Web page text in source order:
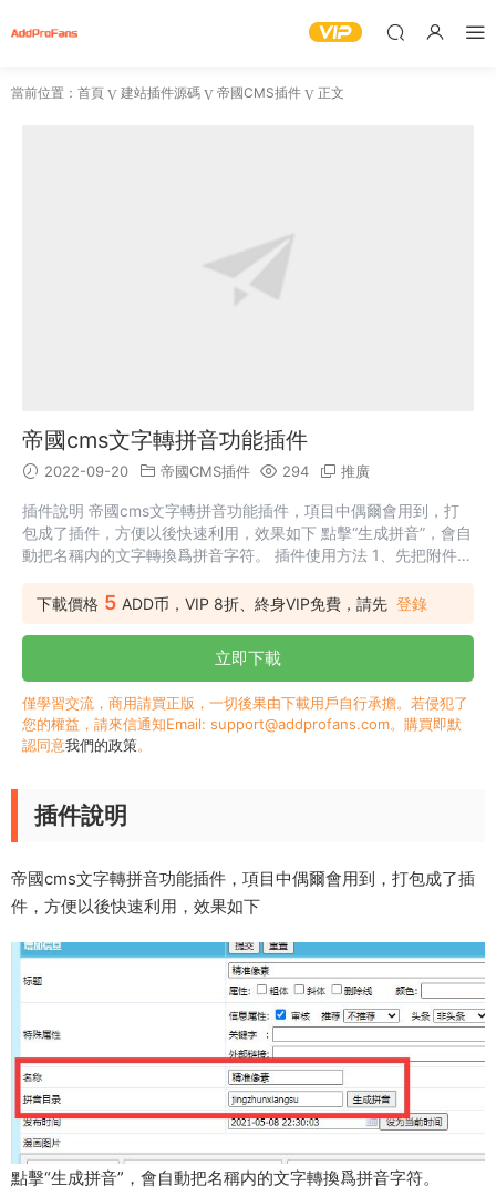
當前位置： 首頁 建站插件源碼 帝國CMS插件 正文
帝國cms文字轉拼音功能插件
2022-09-20 帝國CMS插件 294 推廣
插件說明 帝國cms文字轉拼音功能插件，項目中偶爾會用到，打
包成了插件，方便以後快速利用，效果如下 點擊“生成拼音”，會自
動把名稱内的文字轉換爲拼音字符。 插件使用方法 1、先把附件内
段名：tpinyin，輸入表單替換html代碼： <input name="tpinyin"
=$ecmsfirstpost==1?"":ehtmlspecia...
下載價格 5 ADD币，VIP 8折、終身VIP免費，請先 登錄
立即下載
僅學習交流，商用請買正版，一切後果由下載用戶自行承擔。若侵犯了
您的權益，請來信通知Email: support@addprofans.com。購買即默
認同意我們的政策。
插件說明
帝國cms文字轉拼音功能插件，項目中偶爾會用到，打包成了插
件，方便以後快速利用，效果如下
點擊“生成拼音”，會自動把名稱内的文字轉換爲拼音字符。